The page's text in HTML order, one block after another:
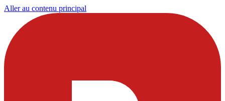
Aller au contenu principal